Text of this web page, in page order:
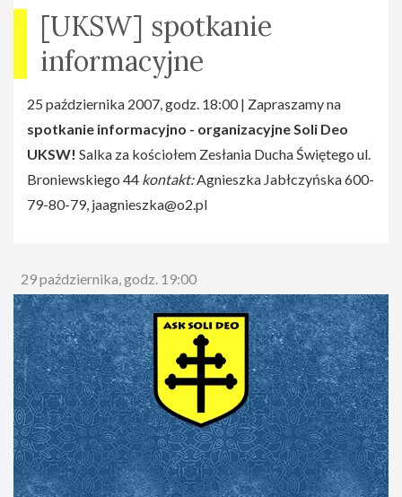
[UKSW] spotkanie
informacyjne
25 października 2007, godz. 18:00 | Zapraszamy na
spotkanie informacyjno - organizacyjne Soli Deo
UKSW! Salka za kościołem Zesłania Ducha Świętego ul.
Broniewskiego 44 kontakt:Agnieszka Jabłczyńska 600-
79-80-79, jaagnieszka@o2.pl
29 października, godz. 19:00